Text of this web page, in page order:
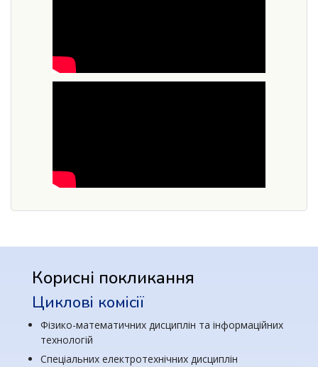
Корисні покликання
Циклові комісії
Фізико-математичних дисциплін та інформаційних
технологій
Спеціальних електротехнічних дисциплін